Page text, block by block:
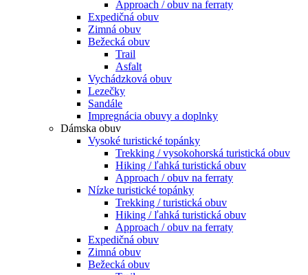
Approach / obuv na ferraty
Expedičná obuv
Zimná obuv
Bežecká obuv
Trail
Asfalt
Vychádzková obuv
Lezečky
Sandále
Impregnácia obuvy a doplnky
Dámska obuv
Vysoké turistické topánky
Trekking / vysokohorská turistická obuv
Hiking / ľahká turistická obuv
Approach / obuv na ferraty
Nízke turistické topánky
Trekking / turistická obuv
Hiking / ľahká turistická obuv
Approach / obuv na ferraty
Expedičná obuv
Zimná obuv
Bežecká obuv